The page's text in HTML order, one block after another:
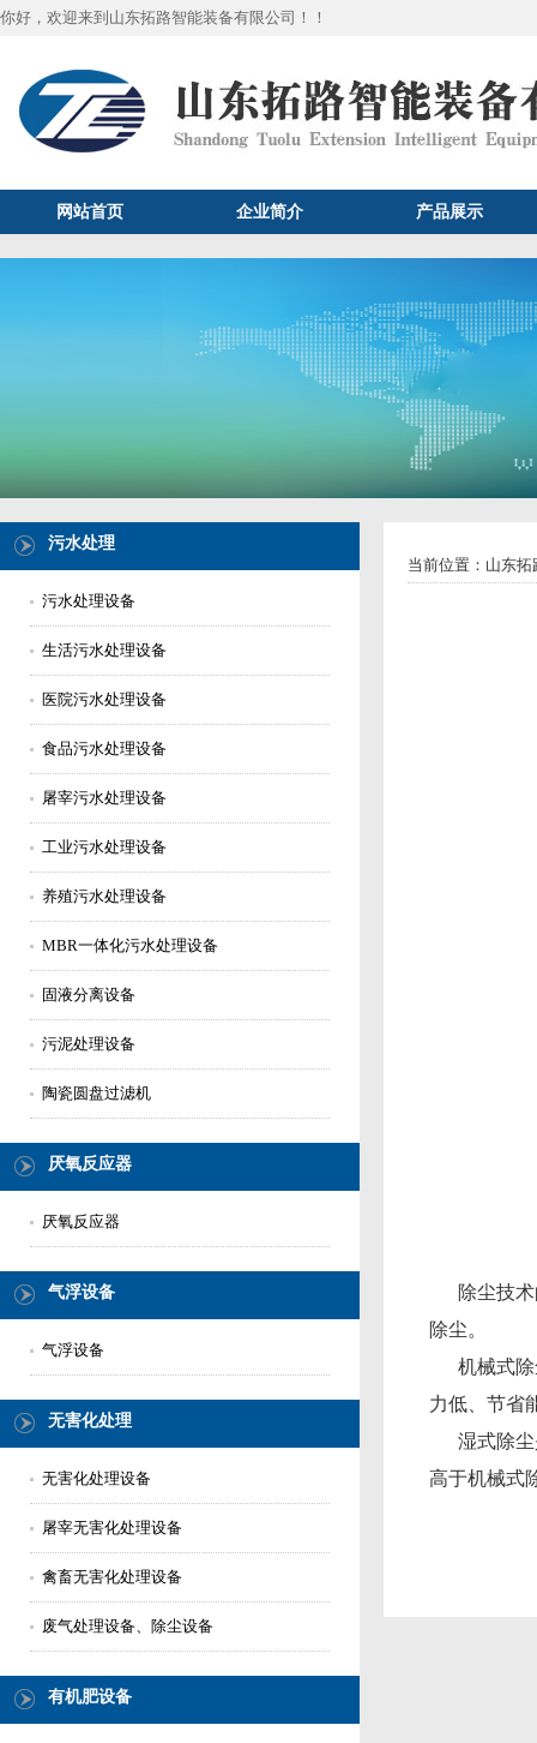
你好，欢迎来到山东拓路智能装备有限公司！！
网站首页 企业简介 产品展示
污水处理
污水处理设备
生活污水处理设备
医院污水处理设备
食品污水处理设备
屠宰污水处理设备
工业污水处理设备
养殖污水处理设备
MBR一体化污水处理设备
固液分离设备
污泥处理设备
陶瓷圆盘过滤机
厌氧反应器
厌氧反应器
气浮设备
气浮设备
无害化处理
无害化处理设备
屠宰无害化处理设备
禽畜无害化处理设备
废气处理设备、除尘设备
有机肥设备
当前位置： 山东拓
除尘技术
除尘。
机械式除
力低、节省
湿式除尘
高于机械式